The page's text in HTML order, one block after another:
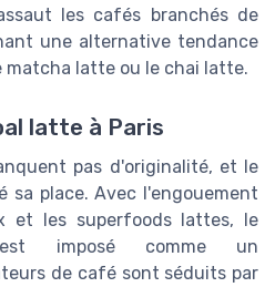
les cafés branchés de
une alternative tendance
matcha latte ou le chai latte.
latte à Paris
pas d'originalité, et le
sa place. Avec l'engouement
et les superfoods lattes, le
imposé comme un
de café sont séduits par